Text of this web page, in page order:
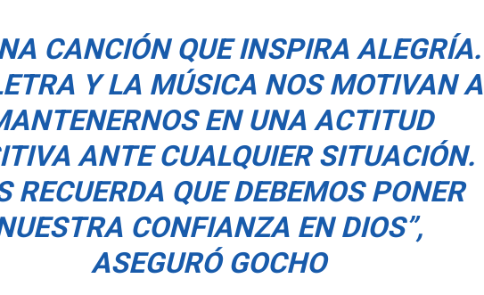
CANCIÓN QUE INSPIRA ALEGRÍA.
Y LA MÚSICA NOS MOTIVAN A
EN UNA ACTITUD
ANTE CUALQUIER SITUACIÓN.
RECUERDA QUE DEBEMOS PONER
CONFIANZA EN DIOS”,
ASEGURÓ GOCHO